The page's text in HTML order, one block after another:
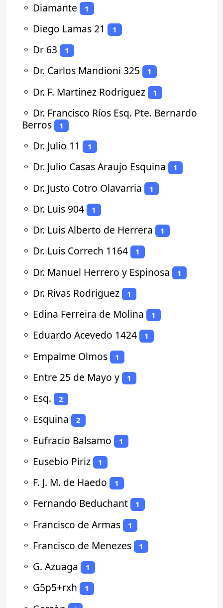
⚬ Diamante 1
⚬ Diego Lamas 21 1
⚬ Dr 63 1
⚬ Dr. Carlos Mandioni 325 1
⚬ Dr. F. Martinez Rodriguez 1
⚬ Dr. Francisco Ríos Esq. Pte. Bernardo
Berros
1
⚬ Dr. Julio 11 1
⚬ Dr. Julio Casas Araujo Esquina 1
⚬ Dr. Justo Cotro Olavarria 1
⚬ Dr. Luis 904 1
⚬ Dr. Luis Alberto de Herrera 1
⚬ Dr. Luis Correch 1164 1
⚬ Dr. Manuel Herrero y Espinosa 1
⚬ Dr. Rivas Rodriguez 1
⚬ Edina Ferreira de Molina 1
⚬ Eduardo Acevedo 1424 1
⚬ Empalme Olmos 1
⚬ Entre 25 de Mayo y 1
⚬ Esq. 2
⚬ Esquina 2
⚬ Eufracio Balsamo 1
⚬ Eusebio Piriz 1
⚬ F. J. M. de Haedo 1
⚬ Fernando Beduchant 1
⚬ Francisco de Armas 1
⚬ Francisco de Menezes 1
⚬ G. Azuaga 1
⚬ G5p5+rxh 1